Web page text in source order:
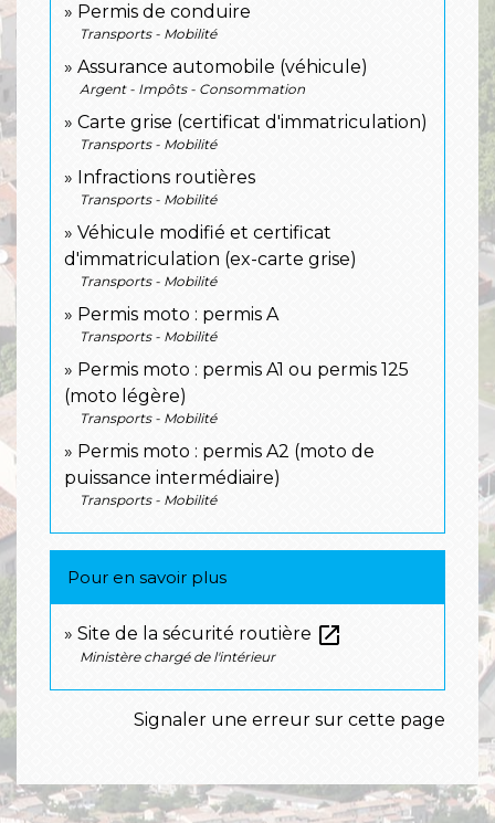
Permis de conduire
Transports - Mobilité
Assurance automobile (véhicule)
Argent - Impôts - Consommation
Carte grise (certificat d'immatriculation)
Transports - Mobilité
Infractions routières
Transports - Mobilité
Véhicule modifié et certificat
d'immatriculation (ex-carte grise)
Transports - Mobilité
Permis moto : permis A
Transports - Mobilité
Permis moto : permis A1 ou permis 125
(moto légère)
Transports - Mobilité
Permis moto : permis A2 (moto de
puissance intermédiaire)
Transports - Mobilité
Pour en savoir plus
Site de la sécurité routière open_in_new
Ministère chargé de l'intérieur
Signaler une erreur sur cette page